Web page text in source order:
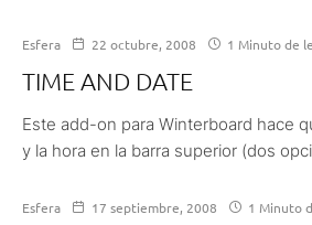
Esfera 22 octubre, 2008 1 Minuto de
TIME AND DATE
Este add-on para Winterboard hace
y la hora en la barra superior (dos
Esfera 17 septiembre, 2008 1 Minuto